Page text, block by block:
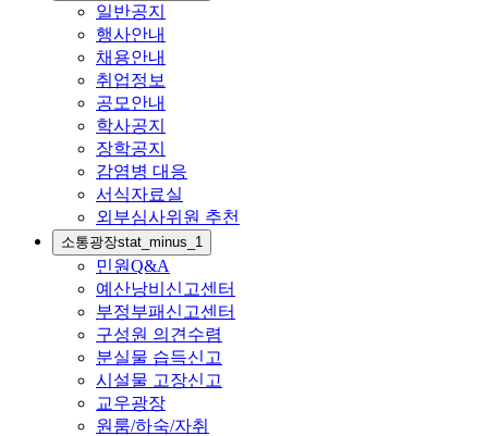
일반공지
행사안내
채용안내
취업정보
공모안내
학사공지
장학공지
감염병 대응
서식자료실
외부심사위원 추천
소통광장stat_minus_1
민원Q&A
예산낭비신고센터
부정부패신고센터
구성원 의견수렴
분실물 습득신고
시설물 고장신고
교우광장
원룸/하숙/자취